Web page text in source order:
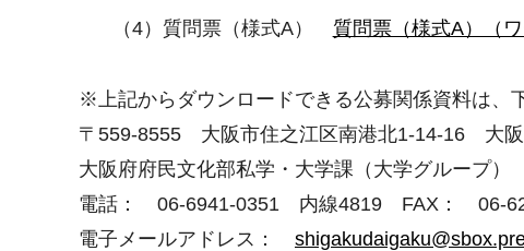
（4）質問票（様式A） 質問票（様式A）（ワ
※上記からダウンロードできる公募関係資料は、
〒559-8555 大阪市住之江区南港北1-14-16 大
大阪府府民文化部私学・大学課（大学グループ）
電話： 06-6941-0351 内線4819 FAX： 06-
電子メールアドレス：